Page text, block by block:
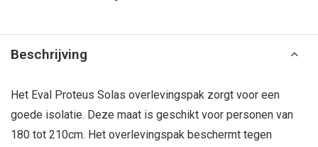
Beschrijving
Het Eval Proteus Solas overlevingspak zorgt voor een
goede isolatie. Deze maat is geschikt voor personen van
180 tot 210cm. Het overlevingspak beschermt tegen